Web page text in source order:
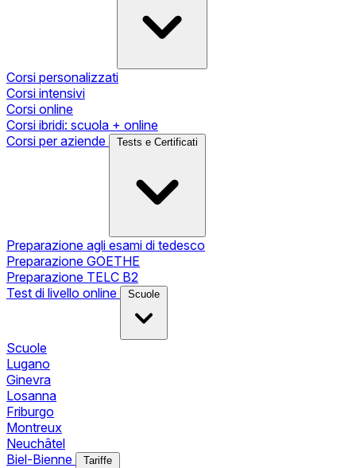
Corsi personalizzati
Corsi intensivi
Corsi online
Corsi ibridi: scuola + online
Corsi per aziende
Tests e Certificati
Preparazione agli esami di tedesco
Preparazione GOETHE
Preparazione TELC B2
Test di livello online
Scuole
Scuole
Lugano
Ginevra
Losanna
Friburgo
Montreux
Neuchâtel
Biel-Bienne
Tariffe